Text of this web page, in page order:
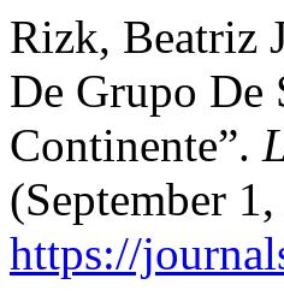
Rizk, Beatriz
De Grupo De
Continente”.
(September
https://